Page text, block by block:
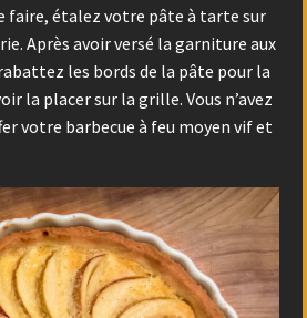
faire, étalez votre pâte à tarte sur
Après avoir versé la garniture aux
les bords de la pâte pour la
la placer sur la grille. Vous n’avez
votre barbecue à feu moyen vif et